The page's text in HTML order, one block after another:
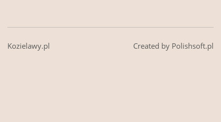
Kozielawy.pl Created by Polishsoft.pl